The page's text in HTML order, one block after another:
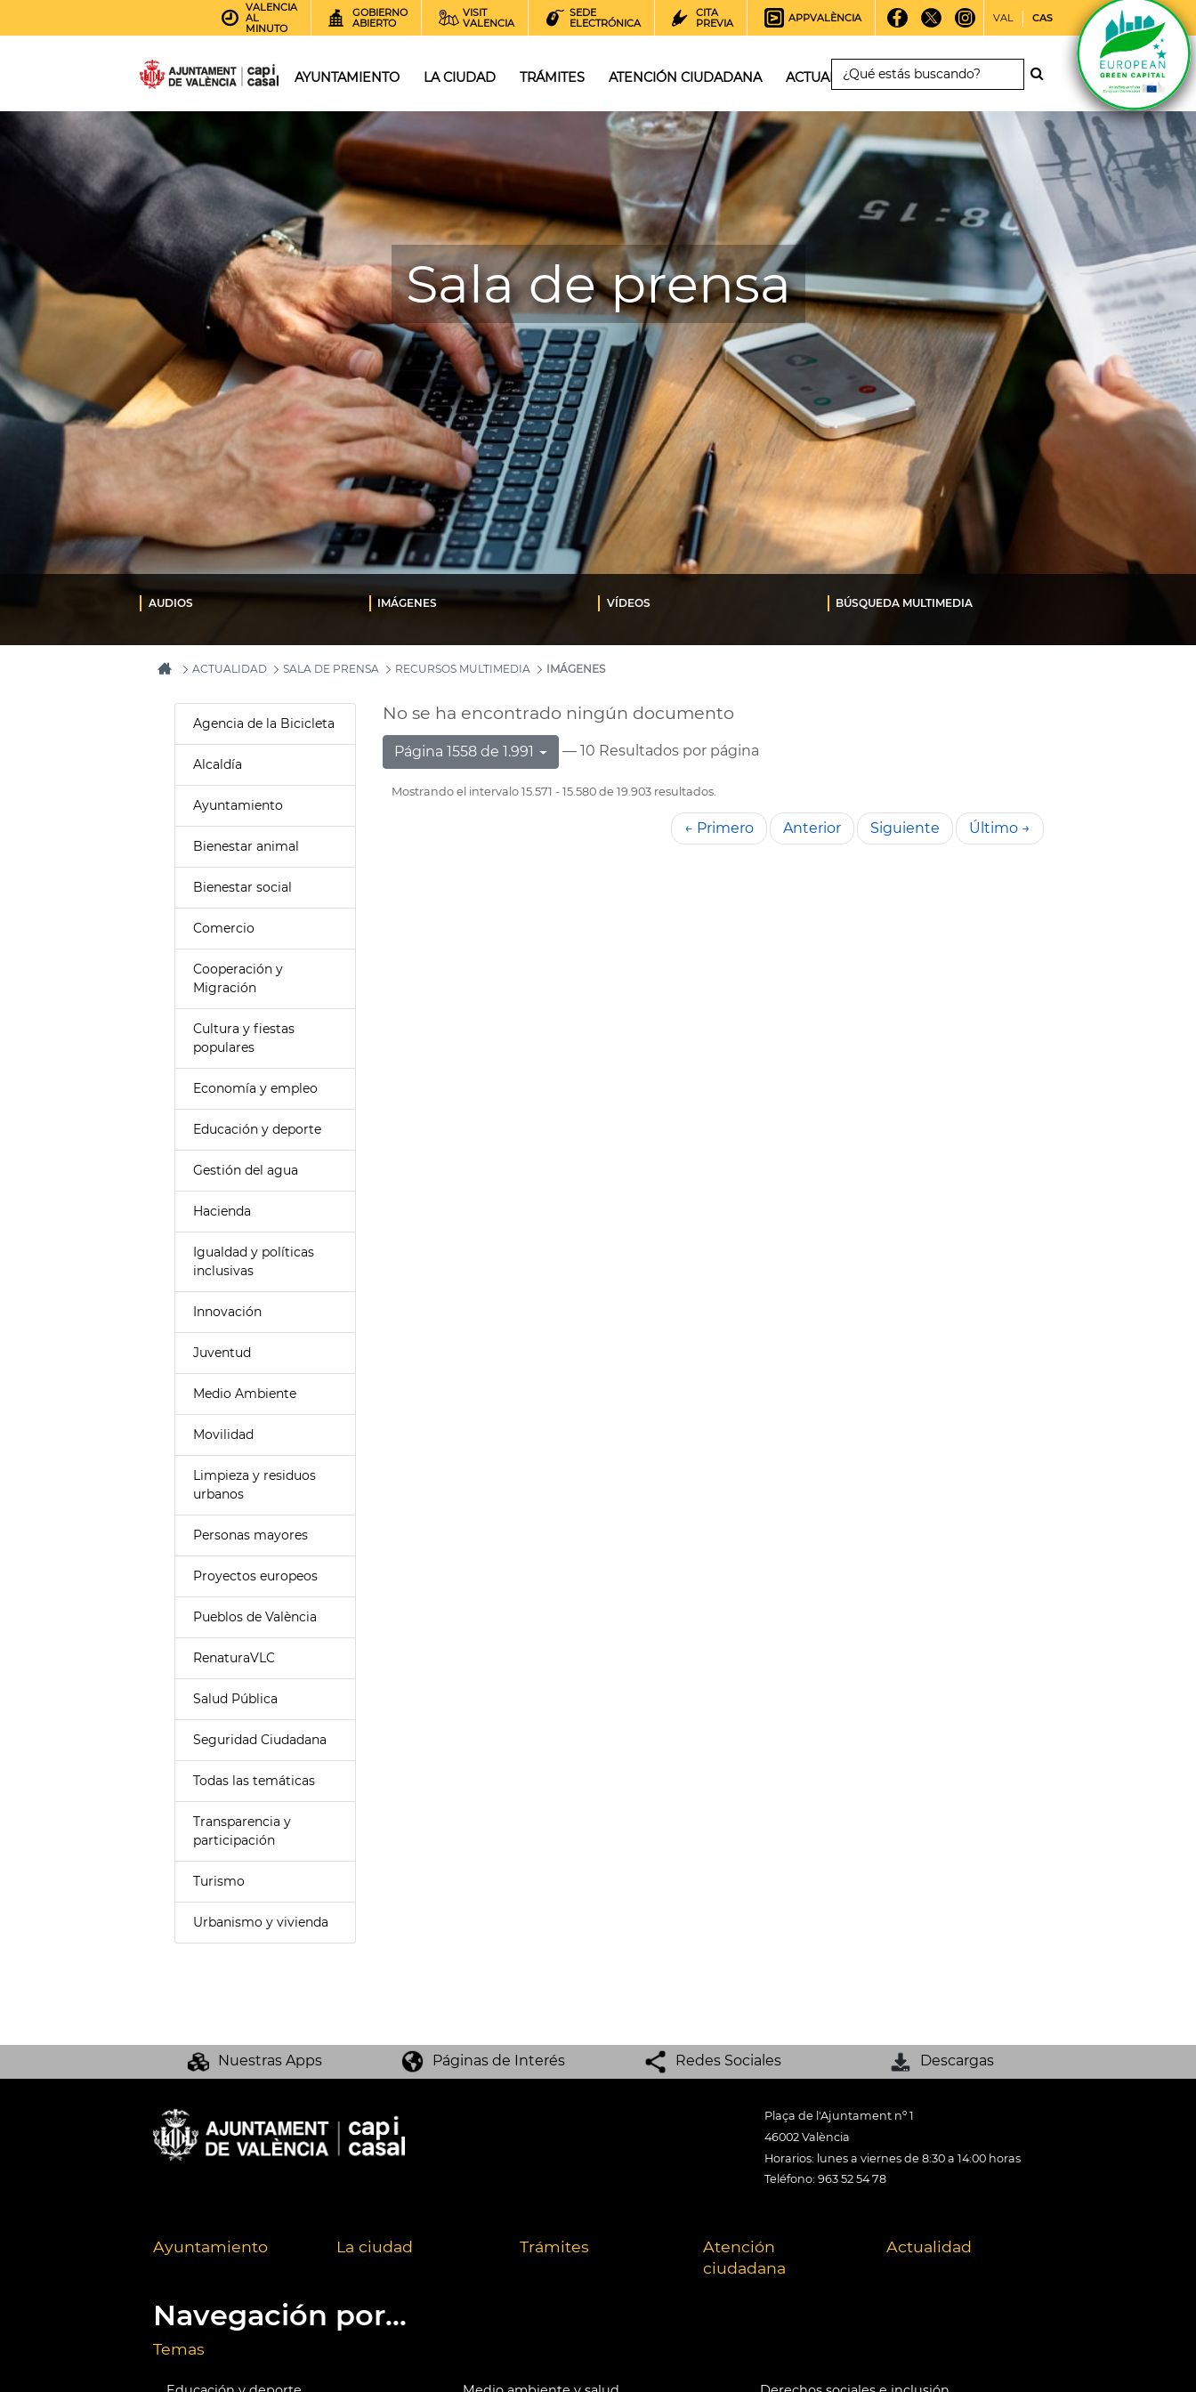
VALENCIA
AL
MINUTO
GOBIERNO
ABIERTO
VISIT
VALENCIA
SEDE
ELECTRÓNICA
CITA
PREVIA
APPVALÈNCIA VAL CAS
AYUNTAMIENTO LA CIUDAD TRÁMITES ATENCIÓN CIUDADANA ACTUALIDAD
Sala de prensa
AUDIOS IMÁGENES VÍDEOS BÚSQUEDA MULTIMEDIA
ACTUALIDAD SALA DE PRENSA RECURSOS MULTIMEDIA IMÁGENES
Agencia de la Bicicleta
Alcaldía
Ayuntamiento
Bienestar animal
Bienestar social
Comercio
Cooperación y
Migración
Cultura y fiestas
populares
Economía y empleo
Educación y deporte
Gestión del agua
Hacienda
Igualdad y políticas
inclusivas
Innovación
Juventud
Medio Ambiente
Movilidad
Limpieza y residuos
urbanos
Personas mayores
Proyectos europeos
Pueblos de València
RenaturaVLC
Salud Pública
Seguridad Ciudadana
Todas las temáticas
Transparencia y
participación
Turismo
Urbanismo y vivienda
No se ha encontrado ningún documento
Página 1558 de 1.991 — 10 Resultados por página
Mostrando el intervalo 15.571 - 15.580 de 19.903 resultados.
← Primero Anterior Siguiente Último →
Nuestras Apps Páginas de Interés Redes Sociales Descargas
Plaça de l'Ajuntament nº 1
46002 València
Horarios: lunes a viernes de 8:30 a 14:00 horas
Teléfono: 963 52 54 78
Ayuntamiento La ciudad Trámites
Atención
ciudadana
Actualidad
Navegación por...
Temas